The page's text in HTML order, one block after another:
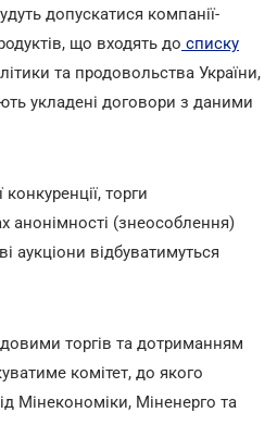
допускатися компанії-
що входять до списку
та продовольства України,
укладені договори з даними
торги
анонімності (знеособлення)
аукціони відбуватимуться
торгів та дотриманням
комітет, до якого
Мінекономіки, Міненерго та